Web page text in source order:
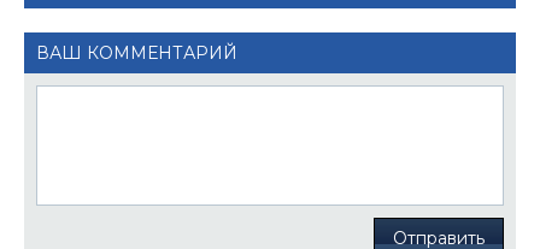
ВАШ КОММЕНТАРИЙ
Отправить